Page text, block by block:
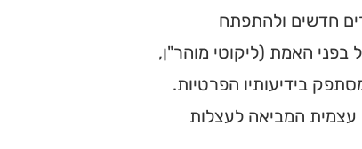
חדשים ולהתפתח
האמת (ליקוטי מוהר"ן,
בידיעותיו הפרטיות.
המביאה לעצלות